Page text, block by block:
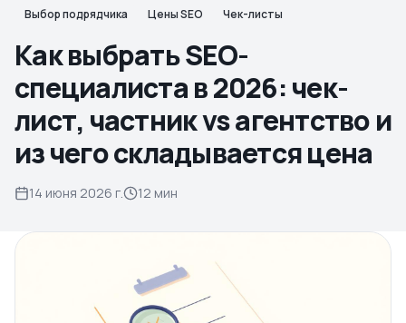
лист, частник vs агентство и
Выбор подрядчика Цены SEO Чек-листы
Как выбрать SEO-
специалиста в 2026: чек-
лист, частник vs агентство и
из чего складывается цена
14 июня 2026 г. 12 мин